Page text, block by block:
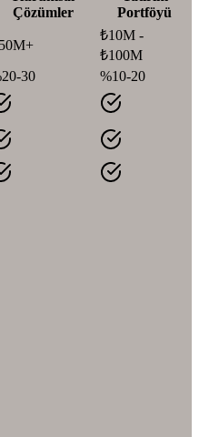
Çözümler
Portföyü
₺10M -
₺100M
30
%10-20